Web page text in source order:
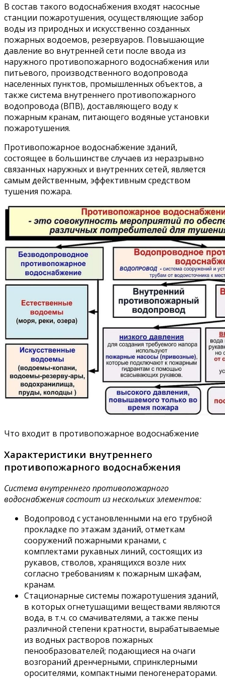
В состав такого водоснабжения входят насосные
станции пожаротушения, осуществляющие забор
воды из природных и искусственно созданных
пожарных водоемов, резервуаров. Повышающие
давление во внутренней сети после ввода из
наружного противопожарного водоснабжения или
питьевого, производственного водопровода
населенных пунктов, промышленных объектов, а
также система внутреннего противопожарного
водопровода (ВПВ), доставляющего воду к
пожарным кранам, питающего водяные установки
пожаротушения.
Противопожарное водоснабжение зданий,
состоящее в большинстве случаев из неразрывно
связанных наружных и внутренних сетей, является
самым действенным, эффективным средством
тушения пожара.
Что входит в противопожарное водоснабжение
Характеристики внутреннего
противопожарного водоснабжения
Система внутреннего противопожарного
водоснабжения состоит из нескольких элементов:
Водопровод с установленными на его трубной
прокладке по этажам зданий, отметкам
сооружений пожарными кранами, с
комплектами рукавных линий, состоящих из
рукавов, стволов, хранящихся возле них
согласно требованиям к пожарным шкафам,
кранам.
Стационарные системы пожаротушения зданий,
в которых огнетушащими веществами являются
вода, в т.ч. со смачивателями, а также пены
различной степени кратности, вырабатываемые
из водных растворов пожарных
пенообразователей; подающиеся на очаги
возгораний дренчерными, спринклерными
оросителями, компактными пеногенераторами.